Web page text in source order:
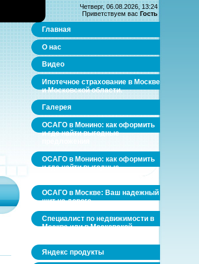
Четверг, 06.08.2026, 13:24
Приветствуем вас Гость
Главная
О нас
Видео
Ипотечное страхование в Москве
и Московской области.
Галерея
ОСАГО в Монино: как оформить
и где найти выгодные
ОСАГО в Монино: как оформить
и где найти выгодные
ОСАГО в Москве: Ваш надежный
щит на дороге
Специалист по недвижимости в
Москве или в Московской
Яндекс продукты